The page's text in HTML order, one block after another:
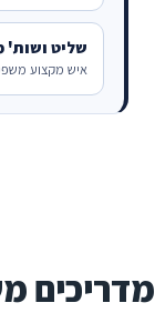
שליט ושות'
איש מקצוע
מדריכים